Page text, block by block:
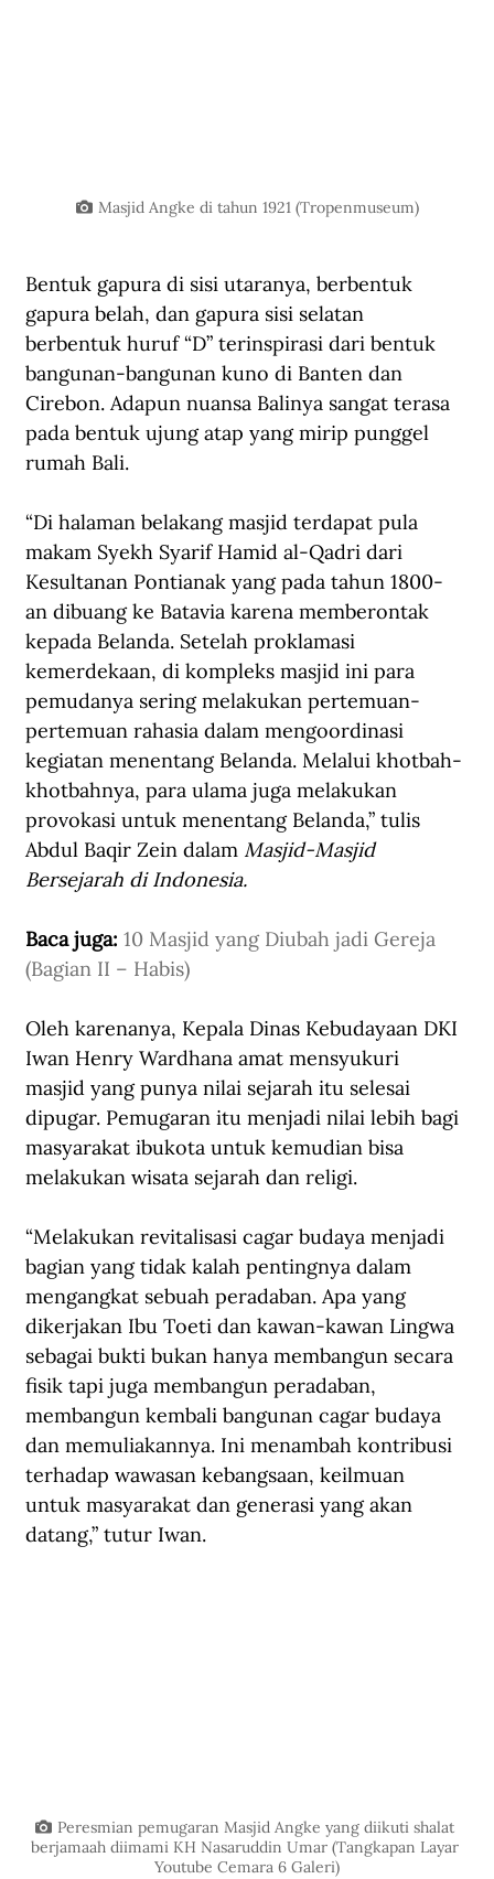
Masjid Angke di tahun 1921 (Tropenmuseum)
Bentuk gapura di sisi utaranya, berbentuk
gapura belah, dan gapura sisi selatan
berbentuk huruf “D” terinspirasi dari bentuk
bangunan-bangunan kuno di Banten dan
Cirebon. Adapun nuansa Balinya sangat terasa
pada bentuk ujung atap yang mirip punggel
rumah Bali.
“Di halaman belakang masjid terdapat pula
makam Syekh Syarif Hamid al-Qadri dari
Kesultanan Pontianak yang pada tahun 1800-
an dibuang ke Batavia karena memberontak
kepada Belanda. Setelah proklamasi
kemerdekaan, di kompleks masjid ini para
pemudanya sering melakukan pertemuan-
pertemuan rahasia dalam mengoordinasi
kegiatan menentang Belanda. Melalui khotbah-
khotbahnya, para ulama juga melakukan
provokasi untuk menentang Belanda,” tulis
Abdul Baqir Zein dalam Masjid-Masjid
Bersejarah di Indonesia.
Baca juga: 10 Masjid yang Diubah jadi Gereja
(Bagian II – Habis)
Oleh karenanya, Kepala Dinas Kebudayaan DKI
Iwan Henry Wardhana amat mensyukuri
masjid yang punya nilai sejarah itu selesai
dipugar. Pemugaran itu menjadi nilai lebih bagi
masyarakat ibukota untuk kemudian bisa
melakukan wisata sejarah dan religi.
“Melakukan revitalisasi cagar budaya menjadi
bagian yang tidak kalah pentingnya dalam
mengangkat sebuah peradaban. Apa yang
dikerjakan Ibu Toeti dan kawan-kawan Lingwa
sebagai bukti bukan hanya membangun secara
fisik tapi juga membangun peradaban,
membangun kembali bangunan cagar budaya
dan memuliakannya. Ini menambah kontribusi
terhadap wawasan kebangsaan, keilmuan
untuk masyarakat dan generasi yang akan
datang,” tutur Iwan.
Peresmian pemugaran Masjid Angke yang diikuti shalat
berjamaah diimami KH Nasaruddin Umar (Tangkapan Layar
Youtube Cemara 6 Galeri)